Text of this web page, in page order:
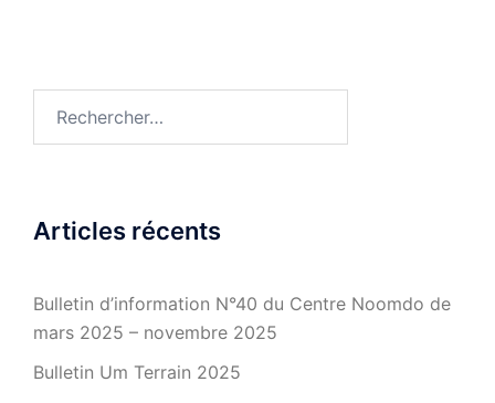
Articles récents
Bulletin d’information N°40 du Centre Noomdo de
mars 2025 – novembre 2025
Bulletin Um Terrain 2025